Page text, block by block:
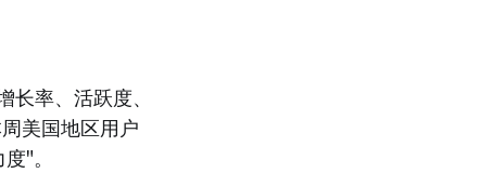
长率、活跃度、
美国地区用户
"。